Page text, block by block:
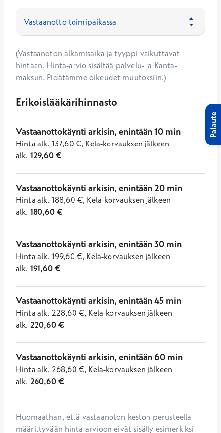
(Vastaanoton alkamisaika ja tyyppi vaikuttavat
hintaan. Hinta-arvio sisältää palvelu- ja Kanta-
maksun. Pidätämme oikeudet muutoksiin.)
Erikoislääkärihinnasto
Vastaanottokäynti arkisin, enintään 10 min
Hinta alk. 137,60 €, Kela-korvauksen jälkeen
alk. 129,60€
Vastaanottokäynti arkisin, enintään 20 min
Hinta alk. 188,60 €, Kela-korvauksen jälkeen
alk. 180,60€
Vastaanottokäynti arkisin, enintään 30 min
Hinta alk. 199,60 €, Kela-korvauksen jälkeen
alk. 191,60€
Vastaanottokäynti arkisin, enintään 45 min
Hinta alk. 228,60 €, Kela-korvauksen jälkeen
alk. 220,60€
Vastaanottokäynti arkisin, enintään 60 min
Hinta alk. 268,60 €, Kela-korvauksen jälkeen
alk. 260,60€
Huomaathan, että vastaanoton keston perusteella
määrittyvään hinta-arvioon eivät sisälly esimerkiksi
Palaute